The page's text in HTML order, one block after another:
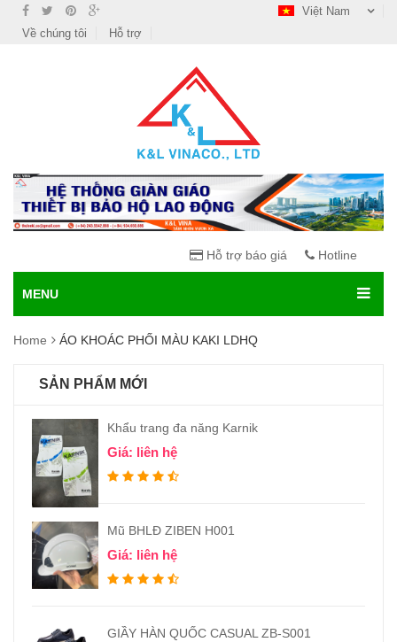
Việt Nam
Về chúng tôi
Hỗ trợ
Hỗ trợ báo giá Hotline
MENU
Home ÁO KHOÁC PHỐI MÀU KAKI LDHQ
SẢN PHẨM MỚI
Khẩu trang đa năng Karnik
Giá: liên hệ
Mũ BHLĐ ZIBEN H001
Giá: liên hệ
GIẦY HÀN QUỐC CASUAL ZB-S001